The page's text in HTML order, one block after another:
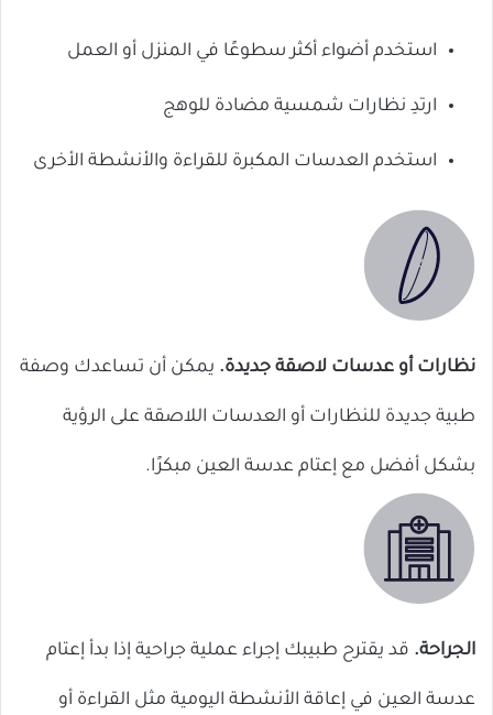
استخدم أضواء أكثر سطوعًا في المنزل أو العمل
ارتدِ نظارات شمسية مضادة للوهج
استخدم العدسات المكبرة للقراءة والأنشطة الأخرى
نظارات أو عدسات لاصقة جديدة. يمكن أن تساعدك وصفة
طبية جديدة للنظارات أو العدسات اللاصقة على الرؤية
بشكل أفضل مع إعتام عدسة العين مبكرًا.
الجراحة. قد يقترح طبيبك إجراء عملية جراحية إذا بدأ إعتام
عدسة العين في إعاقة الأنشطة اليومية مثل القراءة أو